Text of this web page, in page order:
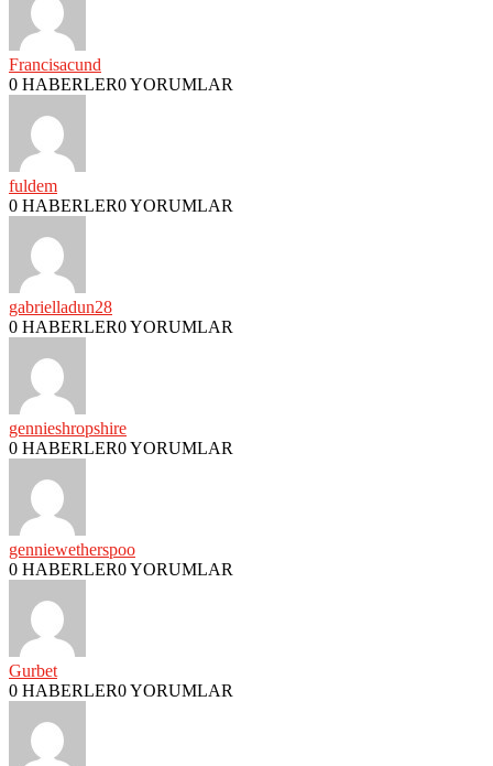
Francisacund
0 HABERLER0 YORUMLAR
fuldem
0 HABERLER0 YORUMLAR
gabrielladun28
0 HABERLER0 YORUMLAR
gennieshropshire
0 HABERLER0 YORUMLAR
genniewetherspoo
0 HABERLER0 YORUMLAR
Gurbet
0 HABERLER0 YORUMLAR